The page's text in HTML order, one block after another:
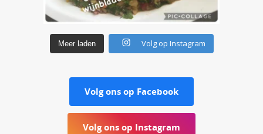
Meer laden Volg op Instagram
Volg ons op Facebook
Volg ons op Instagram